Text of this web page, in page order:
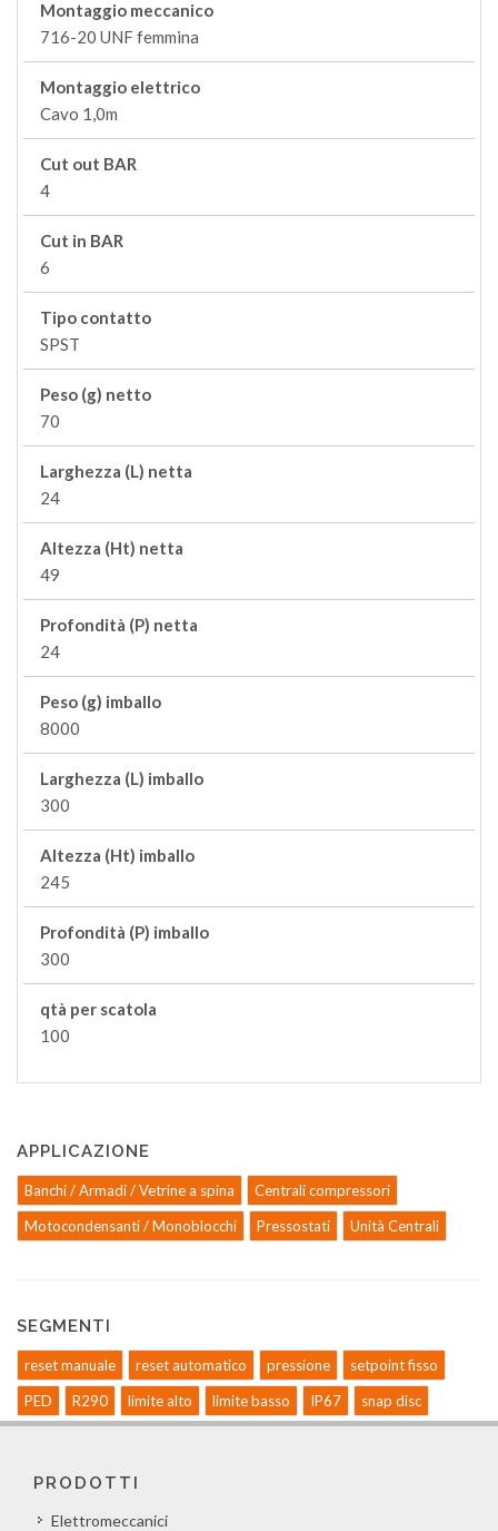
Montaggio meccanico
716-20 UNF femmina
Montaggio elettrico
Cavo 1,0m
Cut out BAR
4
Cut in BAR
6
Tipo contatto
SPST
Peso (g) netto
70
Larghezza (L) netta
24
Altezza (Ht) netta
49
Profondità (P) netta
24
Peso (g) imballo
8000
Larghezza (L) imballo
300
Altezza (Ht) imballo
245
Profondità (P) imballo
300
qtà per scatola
100
APPLICAZIONE
Banchi / Armadi / Vetrine a spina
Centrali compressori
Motocondensanti / Monoblocchi
Pressostati Unità Centrali
SEGMENTI
reset manuale reset automatico pressione
setpoint fisso
PED
R290 limite alto limite basso IP67 snap disc
PRODOTTI
Elettromeccanici